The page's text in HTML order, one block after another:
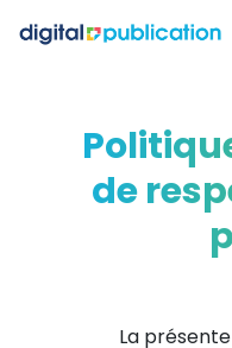
de
La